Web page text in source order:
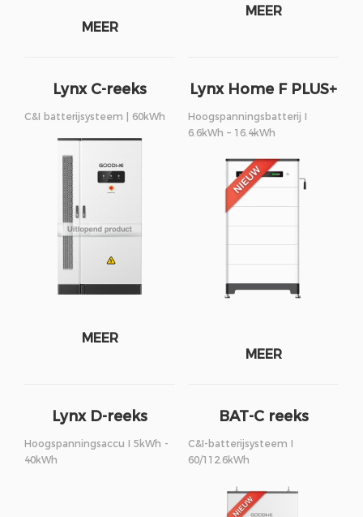
MEER
MEER
Lynx C-reeks
C&I batterijsysteem | 60kWh
MEER
Lynx Home F PLUS+
reeks
Hoogspanningsbatterij I
6.6kWh – 16.4kWh
MEER
Lynx D-reeks
Hoogspanningsaccu I 5kWh -
40kWh
BAT-C reeks
C&I-batterijsysteem I
60/112.6kWh